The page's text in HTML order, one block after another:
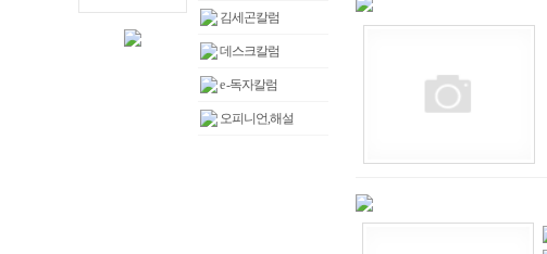
김세곤칼럼
데스크칼럼
e -독자칼럼
오피니언,해설